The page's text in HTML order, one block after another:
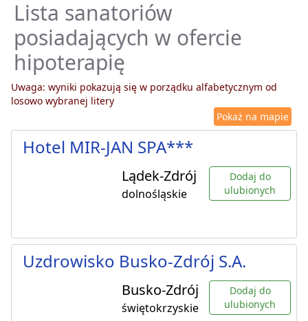
Lista sanatoriów
posiadających w ofercie
hipoterapię
Uwaga: wyniki pokazują się w porządku alfabetycznym od
losowo wybranej litery
Pokaż na mapie
Hotel MIR-JAN SPA***
Lądek-Zdrój
dolnośląskie
Dodaj do
ulubionych
Uzdrowisko Busko-Zdrój S.A.
Busko-Zdrój
świętokrzyskie
Dodaj do
ulubionych